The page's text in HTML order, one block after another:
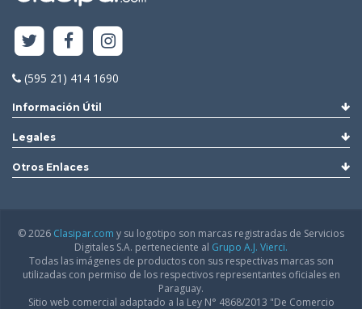
(595 21) 414 1690
Información Útil
Legales
Otros Enlaces
© 2026 Clasipar.com y su logotipo son marcas registradas de Servicios
Digitales S.A. perteneciente al Grupo A.J. Vierci.
Todas las imágenes de productos con sus respectivas marcas son
utilizadas con permiso de los respectivos representantes oficiales en
Paraguay.
Sitio web comercial adaptado a la Ley N° 4868/2013 "De Comercio